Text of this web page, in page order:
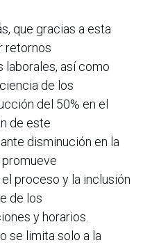
que gracias a esta
retornos
laborales, así como
de los
del 50% en el
de este
disminución en la
proceso y la inclusión
de los
y horarios.
se limita solo a la